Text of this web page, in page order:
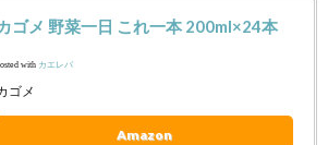
ゴメ 野菜一日 これ一本 200ml×24本
with カエレバ
ゴメ
Amazon